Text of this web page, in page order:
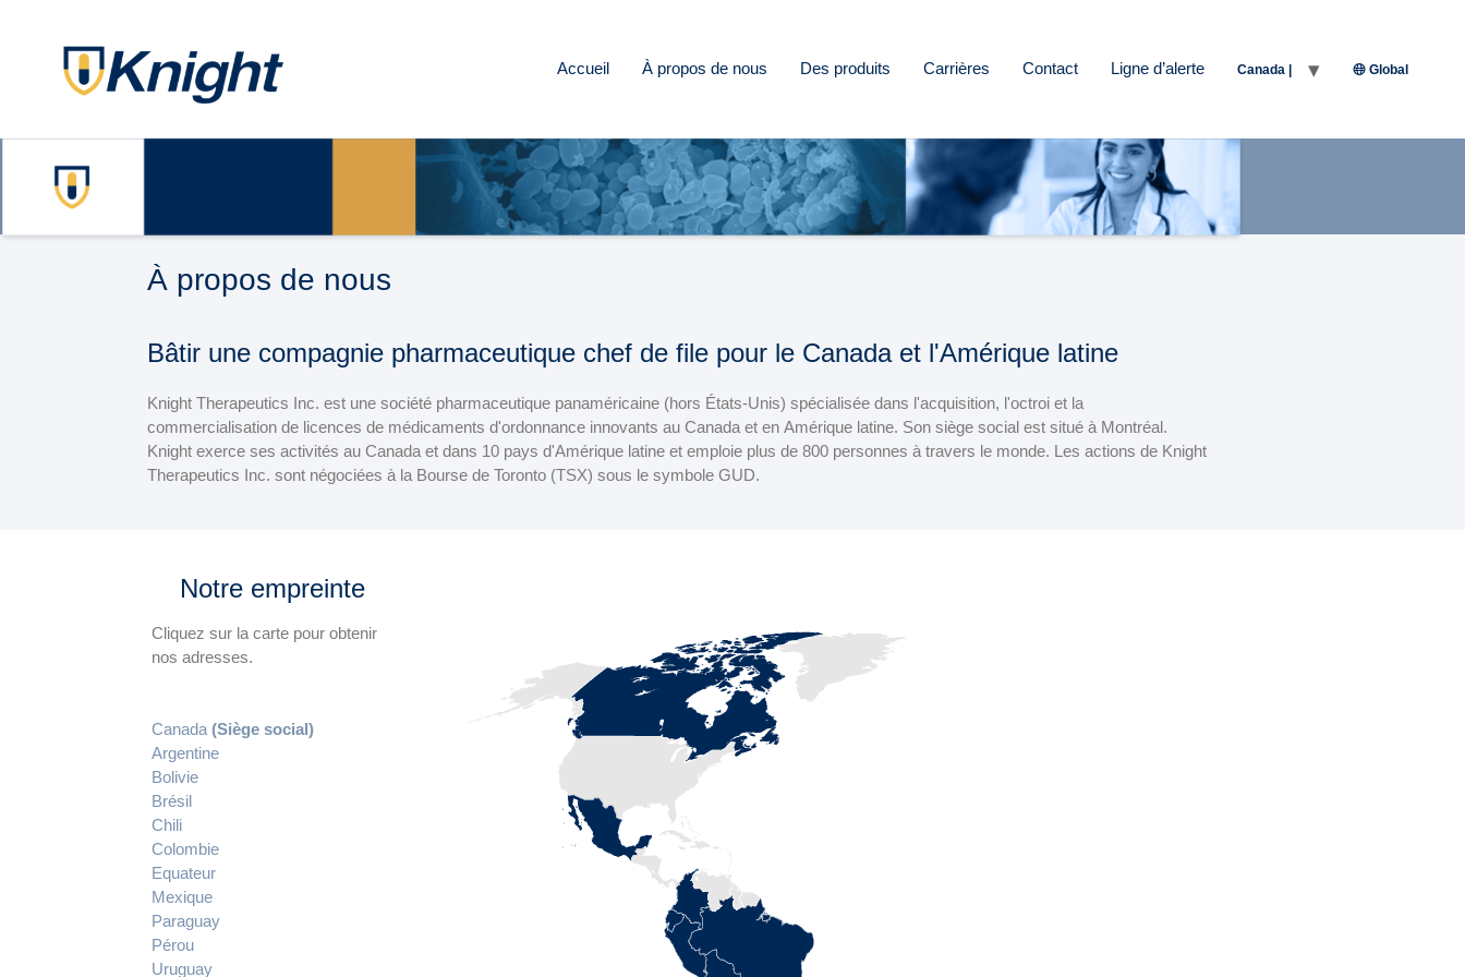
Accueil À propos de nous Des produits Carrières Contact Ligne d’alerte Canada | Global
À propos de nous
Bâtir une compagnie pharmaceutique chef de file pour le Canada et l'Amérique latine
Knight Therapeutics Inc. est une société pharmaceutique panaméricaine (hors États-Unis) spécialisée dans l'acquisition, l'octroi et la
commercialisation de licences de médicaments d'ordonnance innovants au Canada et en Amérique latine. Son siège social est situé à Montréal.
Knight exerce ses activités au Canada et dans 10 pays d'Amérique latine et emploie plus de 800 personnes à travers le monde. Les actions de Knight
Therapeutics Inc. sont négociées à la Bourse de Toronto (TSX) sous le symbole GUD.
Notre empreinte
Cliquez sur la carte pour obtenir
nos adresses.
Canada (Siège social)
Argentine
Bolivie
Brésil
Chili
Colombie
Equateur
Mexique
Paraguay
Pérou
Uruguay